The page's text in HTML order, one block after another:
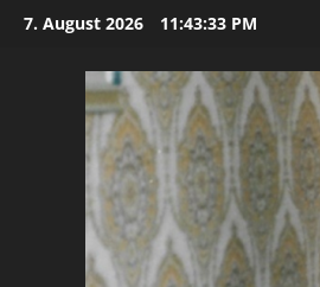
Zum7. August 2026 11:43:34 PM